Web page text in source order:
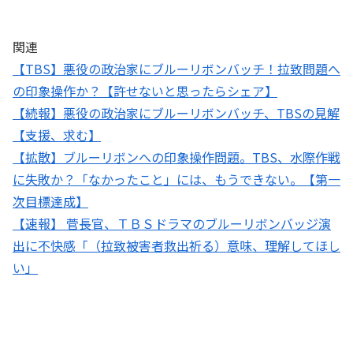
関連
【TBS】悪役の政治家にブルーリボンバッチ！拉致問題へ
の印象操作か？【許せないと思ったらシェア】
【続報】悪役の政治家にブルーリボンバッチ、TBSの見解
【支援、求む】
【拡散】ブルーリボンへの印象操作問題。TBS、水際作戦
に失敗か？「なかったこと」には、もうできない。【第一
次目標達成】
【速報】 菅長官、ＴＢＳドラマのブルーリボンバッジ演
出に不快感「（拉致被害者救出祈る）意味、理解してほし
い」